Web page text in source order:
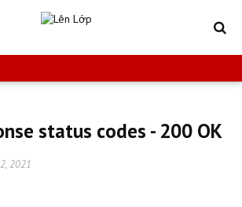
status codes - 200 OK
2021